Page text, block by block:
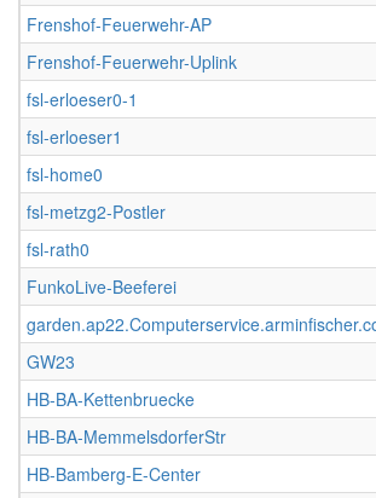
Frenshof-Feuerwehr-AP
Frenshof-Feuerwehr-Uplink
fsl-erloeser0-1
fsl-erloeser1
fsl-home0
fsl-metzg2-Postler
fsl-rath0
FunkoLive-Beeferei
GW23
HB-BA-Kettenbruecke
HB-BA-MemmelsdorferStr
HB-Bamberg-E-Center